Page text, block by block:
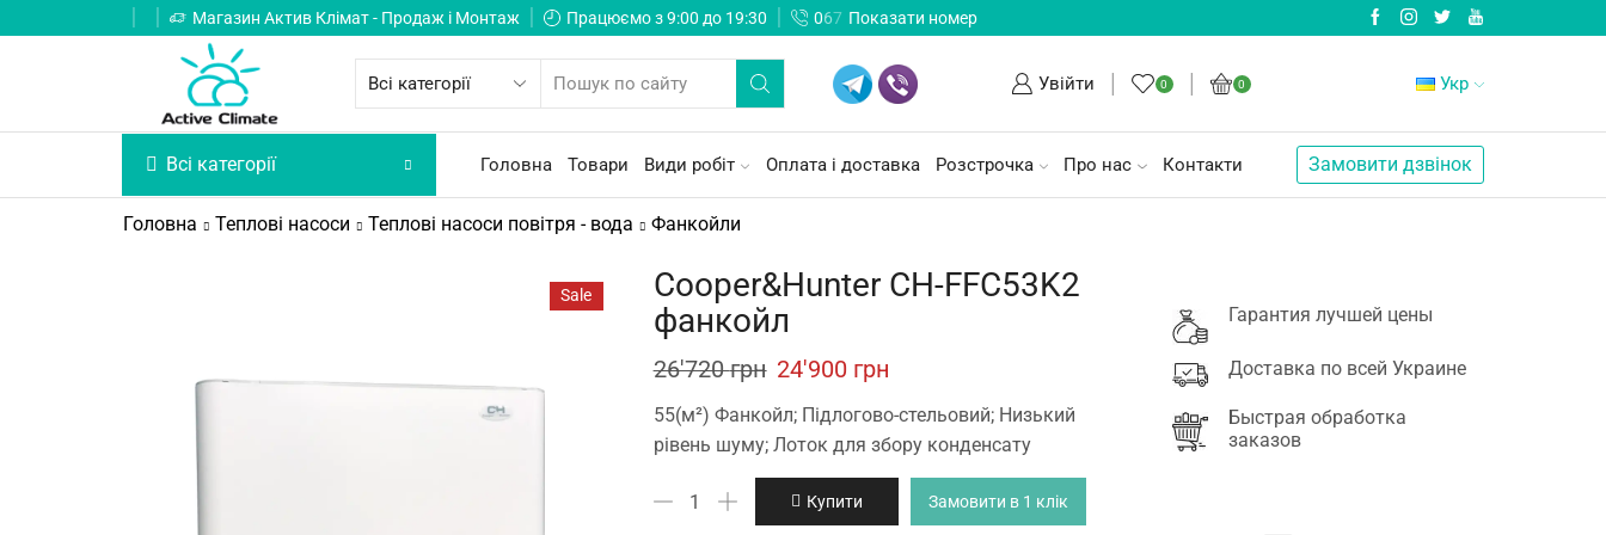
Магазин Актив Клімат - Продаж і Монтаж Працюємо з 9:00 до 19:30 067 Показати номер
Увійти 0 0 Укр
Всі категорії Головна Товари Види робіт Оплата і доставка Розстрочка Про нас Контакти Замовити дзвінок
Головна Теплові насоси Теплові насоси повітря - вода Фанкойли
Sale
Cooper&Hunter CH-FFC53K2
фанкойл
26'720грн Original
price
was:
26'720 грн.
24'900 грн
price
is:
24'900 грн.
55(м²) Фанкойл; Підлогово-стельовий; Низький
рівень шуму; Лоток для збору конденсату
Cooper&Hunter
Купити Замовити в 1 клік
Гарантия лучшей цены
Доставка по всей Украине
Быстрая обработка
заказов